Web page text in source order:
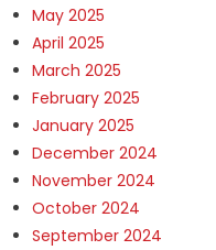
May 2025
April 2025
March 2025
February 2025
January 2025
December 2024
November 2024
October 2024
September 2024